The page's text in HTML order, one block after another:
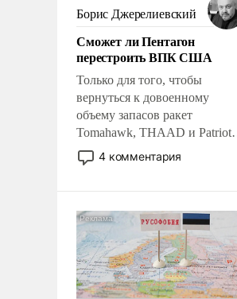
и ее реализация радикально
поднимет наши боевые
возможности.
Борис Джерелиевский
Сможет ли Пентагон
перестроить ВПК США
Только для того, чтобы
вернуться к довоенному
объему запасов ракет
Tomahawk, THAAD и Patriot
США потребуется более трех
лет. Даже небольшая война с
Сложившаяся ситуация
означает многолетний период
уязвимости США, например,
перед Китаем.
4 комментария